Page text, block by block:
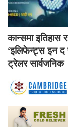
कान्समा इतिहास
‘इलिफेन्ट्स इन द
ट्रेलर सार्वजनिक